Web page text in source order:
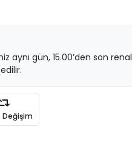
aynı gün, 15.00’den son renal
Değişim